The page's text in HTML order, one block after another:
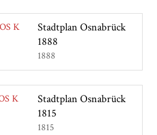
Stadtplan Osnabrück
1888
1888
Stadtplan Osnabrück
1815
1815